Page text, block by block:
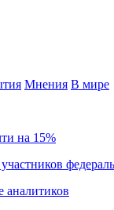
Мнения В мире
на 15%
аналитиков